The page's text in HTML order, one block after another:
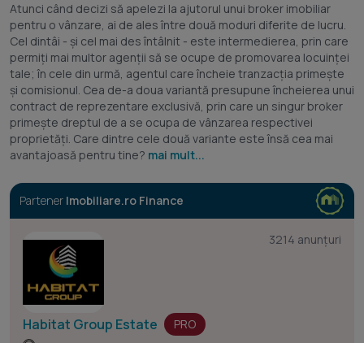
Partener Imobiliare.ro Finance
3214 anunțuri
Habitat Group Estate
PRO
Atunci când decizi să apelezi la ajutorul unui broker imobiliar
pentru o vânzare, ai de ales între două moduri diferite de lucru.
Cel dintâi - și cel mai des întâlnit - este intermedierea, prin care
permiți mai multor agenții să se ocupe de promovarea locuinței
tale; în cele din urmă, agentul care încheie tranzacția primește
și comisionul. Cea de-a doua variantă presupune încheierea unui
contract de reprezentare exclusivă, prin care un singur broker
primește dreptul de a se ocupa de vânzarea respectivei
proprietăți. Care dintre cele două variante este însă cea mai
avantajoasă pentru tine? mai mult...